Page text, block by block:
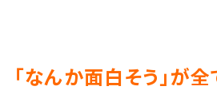
「なんか面白そう」が